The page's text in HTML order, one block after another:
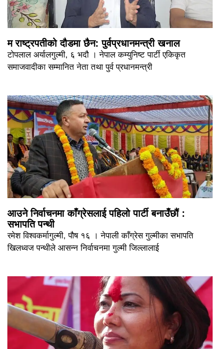
म राष्ट्रपतीको दौडमा छैन: पुर्वप्रधानमन्त्री खनाल
टोपलाल अर्यालगुल्मी, ६ भदौ । नेपाल कम्युनिष्ट पार्टी एकिकृत
समाजवादीका सम्मानित नेता तथा पुर्व प्रधानमन्त्री
आउने निर्वाचनमा काँग्रेसलाई पहिलो पार्टी बनाउँछौं :
सभापति पन्थी
रमेश विश्वकर्मागुल्मी, पौष १६ । नेपाली काँग्रेस गुल्मीका सभापति
खिलध्वज पन्थीले आसन्न निर्वाचनमा गुल्मी जिल्लालाई